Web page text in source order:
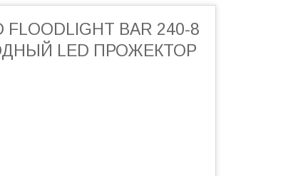
FLOODLIGHT BAR 240-8
LED ПРОЖЕКТОР